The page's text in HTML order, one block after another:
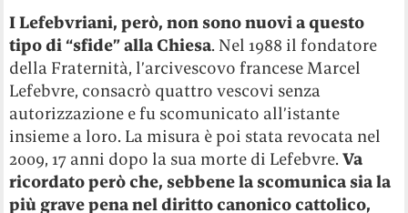
I Lefebvriani, però, non sono nuovi a questo
tipo di “sfide” alla Chiesa. Nel 1988 il fondatore
della Fraternità, l’arcivescovo francese Marcel
Lefebvre, consacrò quattro vescovi senza
autorizzazione e fu scomunicato all’istante
insieme a loro. La misura è poi stata revocata nel
2009, 17 anni dopo la sua morte di Lefebvre.Va
ricordato però che, sebbene la scomunica sia la
più grave pena nel diritto canonico cattolico,